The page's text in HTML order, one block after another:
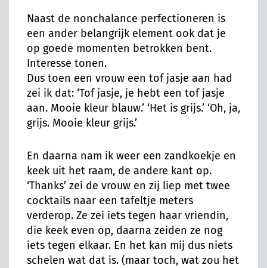
Naast de nonchalance perfectioneren is
een ander belangrijk element ook dat je
op goede momenten betrokken bent.
Interesse tonen.
Dus toen een vrouw een tof jasje aan had
zei ik dat: ‘Tof jasje, je hebt een tof jasje
aan. Mooie kleur blauw.’ ‘Het is grijs.’ ‘Oh, ja,
grijs. Mooie kleur grijs.’
En daarna nam ik weer een zandkoekje en
keek uit het raam, de andere kant op.
‘Thanks’ zei de vrouw en zij liep met twee
cocktails naar een tafeltje meters
verderop. Ze zei iets tegen haar vriendin,
die keek even op, daarna zeiden ze nog
iets tegen elkaar. En het kan mij dus niets
schelen wat dat is. (maar toch, wat zou het